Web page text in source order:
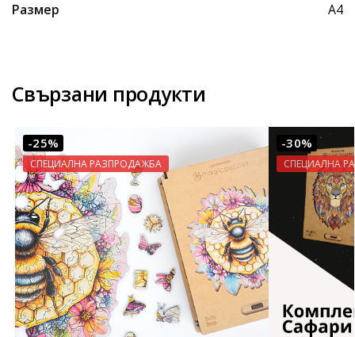
Размер A4
Свързани продукти
-25%
СПЕЦИАЛНА РАЗПРОДАЖБА
-30%
СПЕЦИАЛНА